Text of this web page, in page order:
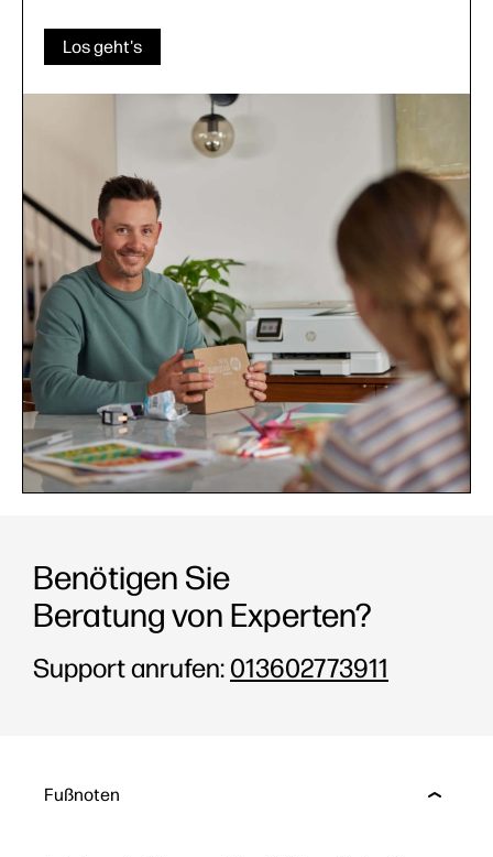
Los geht's
Benötigen Sie
Beratung von Experten?
Support anrufen: 013602773911
Fußnoten